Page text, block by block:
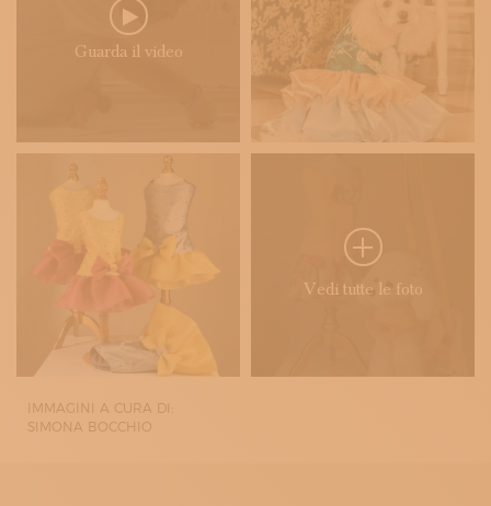
Guarda il video
Vedi tutte le foto
IMMAGINI A CURA DI:
SIMONA BOCCHIO